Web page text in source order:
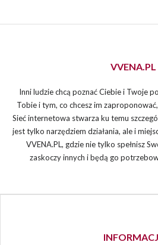
VVENA.PL
Inni ludzie chcą poznać Ciebie i Twoje
Tobie i tym, co chcesz im
Sieć internetowa stwarza ku temu
jest tylko narzędziem działania, ale i
VVENA.PL, gdzie nie tylko spełnisz
zaskoczy innych i będą go